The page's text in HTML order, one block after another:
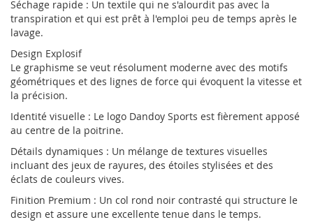
Séchage rapide : Un textile qui ne s'alourdit pas avec la
transpiration et qui est prêt à l'emploi peu de temps après le
lavage.
Design Explosif
Le graphisme se veut résolument moderne avec des motifs
géométriques et des lignes de force qui évoquent la vitesse et
la précision.
Identité visuelle : Le logo Dandoy Sports est fièrement apposé
au centre de la poitrine.
Détails dynamiques : Un mélange de textures visuelles
incluant des jeux de rayures, des étoiles stylisées et des
éclats de couleurs vives.
Finition Premium : Un col rond noir contrasté qui structure le
design et assure une excellente tenue dans le temps.